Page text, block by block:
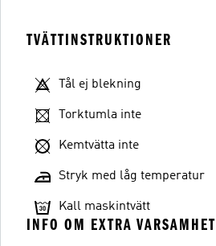
TVÄTTINSTRUKTIONER
Tål ej blekning
Torktumla inte
Kemtvätta inte
Stryk med låg temperatur
Kall maskintvätt
INFO OM EXTRA VARSAMHET